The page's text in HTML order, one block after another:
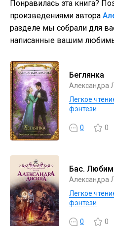
Понравилась эта книга?
произведениями автора
разделе мы собрали для
написанные вашим
Беглянка
Александра
Легкое
фэнтези
0 0
Бас.
Александра
Легкое
фэнтези
0 0